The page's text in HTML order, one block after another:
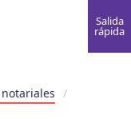
Salida
rápida
/